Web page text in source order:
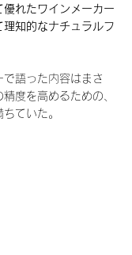
優れたワインメーカー
知的なナチュラルフ
語った内容はまさ
度を高めるための、
ていた。